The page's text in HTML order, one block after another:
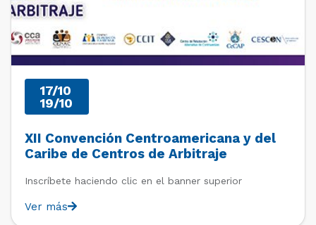
17/10
19/10
XII Convención Centroamericana y del
Caribe de Centros de Arbitraje
Inscríbete haciendo clic en el banner superior
Ver más